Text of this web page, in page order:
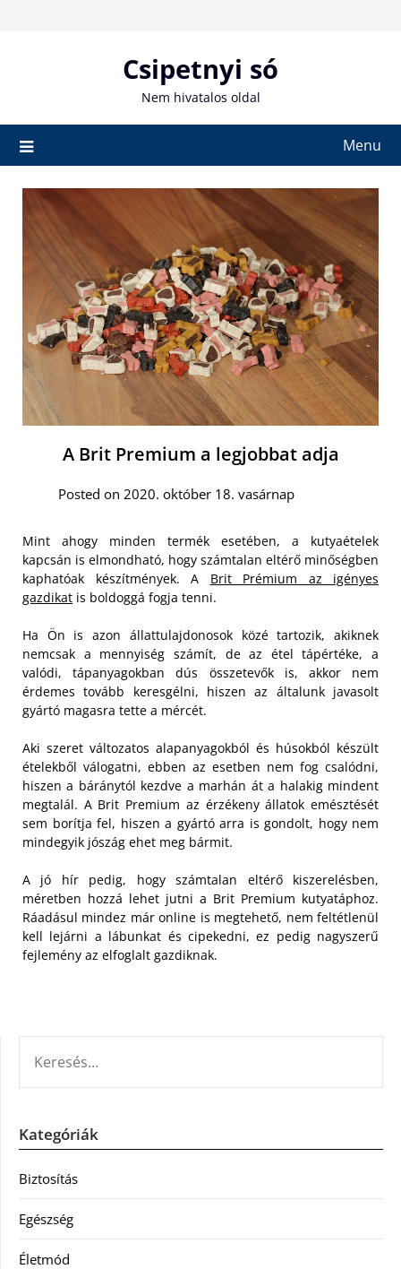
Csipetnyi só
Nem hivatalos oldal
Menu
A Brit Premium a legjobbat adja
Posted on 2020. október 18. vasárnap
Mint ahogy minden termék esetében, a kutyaételek
kapcsán is elmondható, hogy számtalan eltérő minőségben
kaphatóak készítmények. A Brit Prémium az igényes
gazdikat is boldoggá fogja tenni.
Ha Ön is azon állattulajdonosok közé tartozik, akiknek
nemcsak a mennyiség számít, de az étel tápértéke, a
valódi, tápanyagokban dús összetevők is, akkor nem
érdemes tovább keresgélni, hiszen az általunk javasolt
gyártó magasra tette a mércét.
Aki szeret változatos alapanyagokból és húsokból készült
ételekből válogatni, ebben az esetben nem fog csalódni,
hiszen a báránytól kezdve a marhán át a halakig mindent
megtalál. A Brit Premium az érzékeny állatok emésztését
sem borítja fel, hiszen a gyártó arra is gondolt, hogy nem
mindegyik jószág ehet meg bármit.
A jó hír pedig, hogy számtalan eltérő kiszerelésben,
méretben hozzá lehet jutni a Brit Premium kutyatáphoz.
Ráadásul mindez már online is megtehető, nem feltétlenül
kell lejárni a lábunkat és cipekedni, ez pedig nagyszerű
fejlemény az elfoglalt gazdiknak.
Kategóriák
Biztosítás
Egészség
Életmód